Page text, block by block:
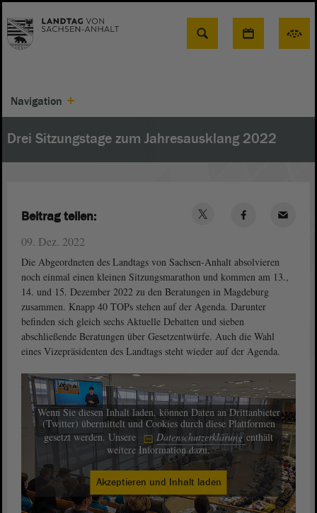
Suche
Navigation
Drei Sitzungstage zum Jahresausklang 2022
09. Dez. 2022
Die Abgeordneten des Landtags von Sachsen-Anhalt absolvieren
noch einmal einen kleinen Sitzungsmarathon und kommen am 13.,
14. und 15. Dezember 2022 zu den Beratungen in Magdeburg
zusammen. Knapp 40 TOPs stehen auf der Agenda. Darunter
befinden sich gleich sechs Aktuelle Debatten und sieben
abschließende Beratungen über Gesetzentwürfe. Auch die Wahl
eines Vizepräsidenten des Landtags steht wieder auf der Agenda.
Wenn Sie diesen Inhalt laden, können Daten an Drittanbieter
(Twitter) übermittelt und Cookies durch diese Plattformen
gesetzt werden. Unsere
Datenschutzerklärungenthält
weitere Information dazu.
Akzeptieren und Inhalt laden
Beitrag teilen: